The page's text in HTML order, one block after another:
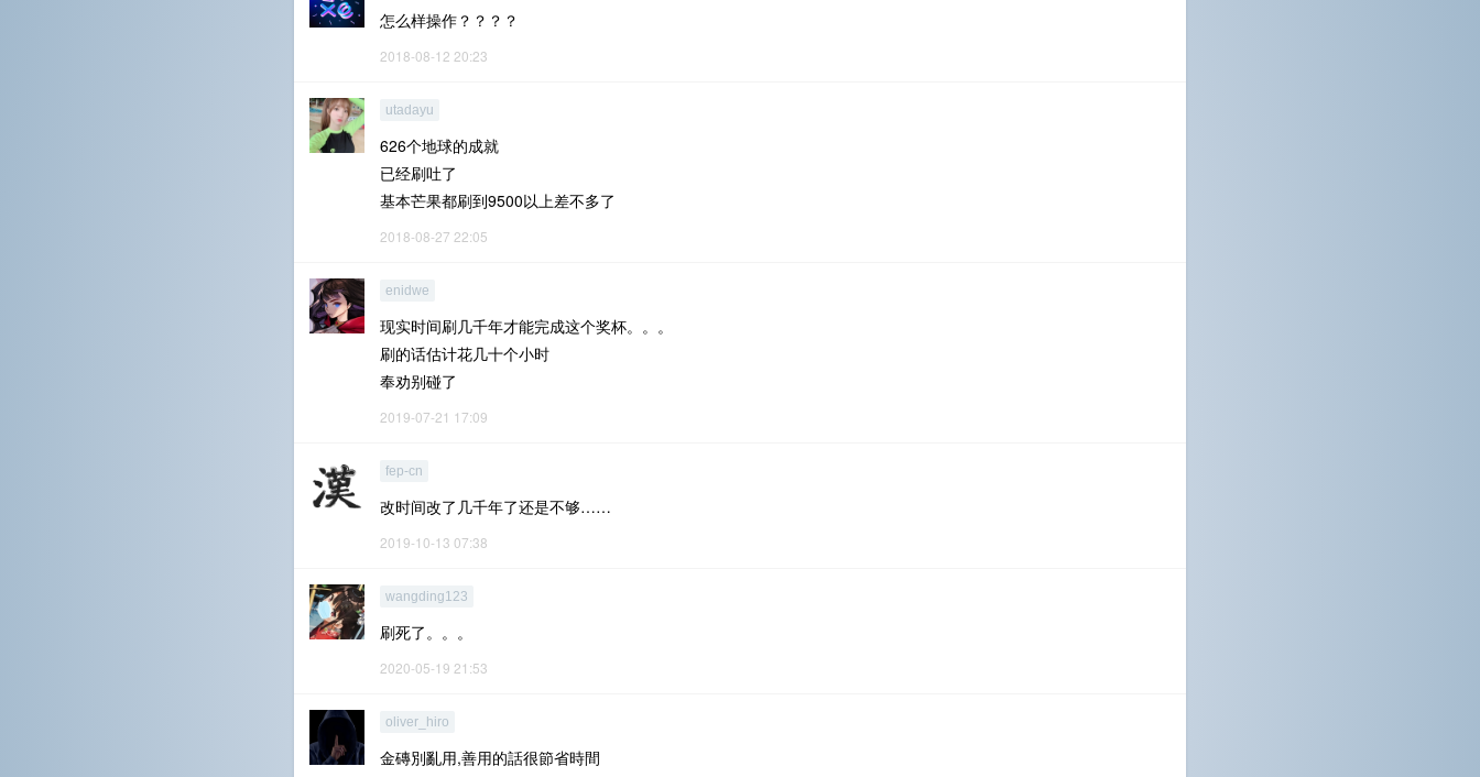
怎么样操作？？？？
2018-08-12 20:23
utadayu
626个地球的成就
已经刷吐了
基本芒果都刷到9500以上差不多了
2018-08-27 22:05
enidwe
现实时间刷几千年才能完成这个奖杯。。。
刷的话估计花几十个小时
奉劝别碰了
2019-07-21 17:09
fep-cn
改时间改了几千年了还是不够……
2019-10-13 07:38
wangding123
刷死了。。。
2020-05-19 21:53
oliver_hiro
金磚別亂用,善用的話很節省時間